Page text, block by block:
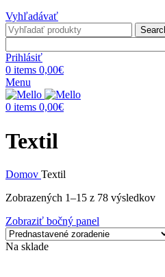
Vyhľadávať
Prihlásiť
0 items 0,00€
Menu
0 items 0,00€
Textil
Domov Textil
Zobrazených 1–15 z 78 výsledkov
Zobraziť bočný panel
Na sklade